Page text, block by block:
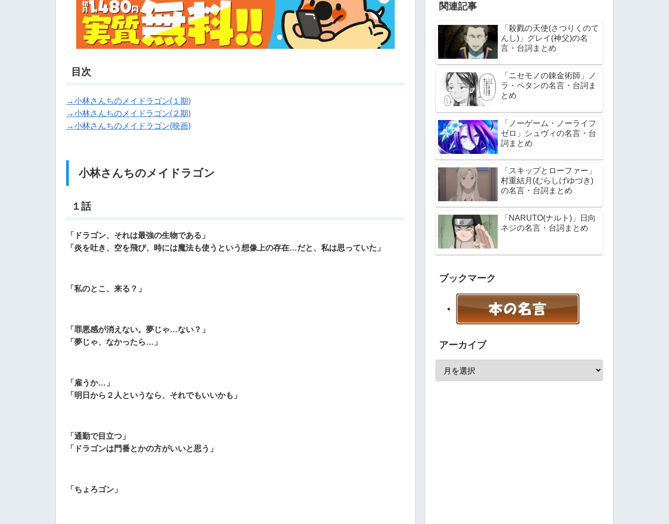
目次
→小林さんちのメイドラゴン(１期)
→小林さんちのメイドラゴン(２期)
→小林さんちのメイドラゴン(映画)
小林さんちのメイドラゴン
１話
「ドラゴン、それは最強の生物である」
「炎を吐き、空を飛び、時には魔法も使うという想像上の存在…だと、私は思っていた」
「私のとこ、来る？」
「罪悪感が消えない。夢じゃ…ない？」
「夢じゃ、なかったら…」
「雇うか…」
「明日から２人というなら、それでもいいかも」
「通勤で目立つ」
「ドラゴンは門番とかの方がいいと思う」
「ちょろゴン」
関連記事
「殺戮の天使(さつりくのて
んし)」グレイ(神父)の名
言・台詞まとめ
「ニセモノの錬金術師」ノ
ラ・ペタンの名言・台詞ま
とめ
「ノーゲーム・ノーライフ
ゼロ」シュヴィの名言・台
詞まとめ
「スキップとローファー」
村重結月(むらしげゆづき)
の名言・台詞まとめ
「NARUTO(ナルト)」日向
ネジの名言・台詞まとめ
ブックマーク
アーカイブ